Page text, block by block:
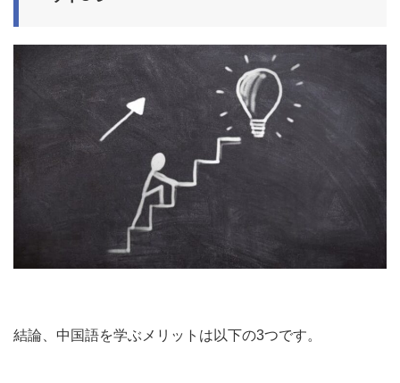
結論、中国語を学ぶメリットは以下の3つです。